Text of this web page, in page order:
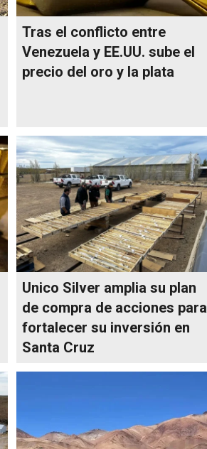
Tras el conflicto entre
Venezuela y EE.UU. sube el
precio del oro y la plata
Unico Silver amplia su plan
de compra de acciones para
fortalecer su inversión en
Santa Cruz